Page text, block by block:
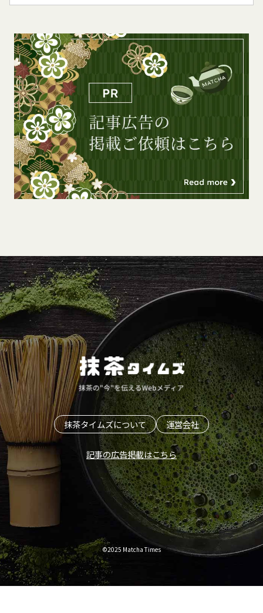
抹茶タイムズについて 運営会社
記事の広告掲載はこちら
©2025 Matcha Times